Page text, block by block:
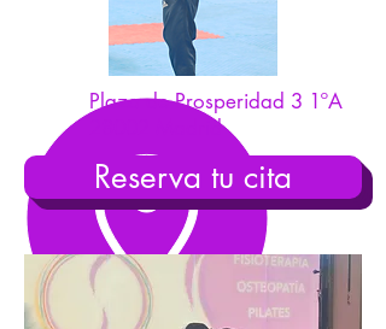
Plaza de Prosperidad 3 1ºA
28002 Madrid
Reserva tu cita